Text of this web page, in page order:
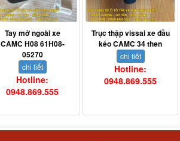
Tay mở ngoài xe
CAMC H08 61H08-
05270
chi tiết
Hotline:
0948.869.555
Trục thập vissai xe đầu
kéo CAMC 34 then
chi tiết
Hotline:
0948.869.555